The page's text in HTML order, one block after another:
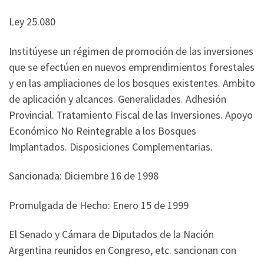
Ley 25.080
Institúyese un régimen de promoción de las inversiones
que se efectúen en nuevos emprendimientos forestales
y en las ampliaciones de los bosques existentes. Ambito
de aplicación y alcances. Generalidades. Adhesión
Provincial. Tratamiento Fiscal de las Inversiones. Apoyo
Económico No Reintegrable a los Bosques
Implantados. Disposiciones Complementarias.
Sancionada: Diciembre 16 de 1998
Promulgada de Hecho: Enero 15 de 1999
El Senado y Cámara de Diputados de la Nación
Argentina reunidos en Congreso, etc. sancionan con